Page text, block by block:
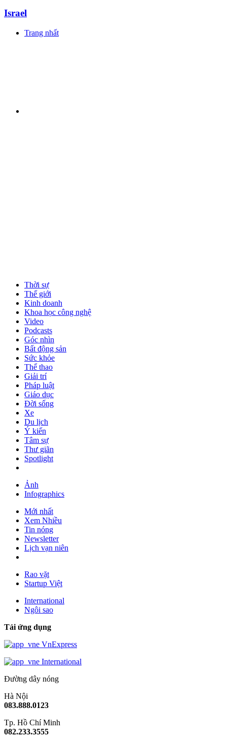
Israel
Trang nhất
Thời sự
Thế giới
Kinh doanh
Khoa học công nghệ
Video
Podcasts
Góc nhìn
Bất động sản
Sức khỏe
Thể thao
Giải trí
Pháp luật
Giáo dục
Đời sống
Xe
Du lịch
Ý kiến
Tâm sự
Thư giãn
Spotlight
Ảnh
Infographics
Mới nhất
Xem Nhiều
Tin nóng
Newsletter
Lịch vạn niên
Rao vặt
Startup Việt
International
Ngôi sao
Tải ứng dụng
VnExpress
International
Đường dây nóng
Hà Nội
083.888.0123
Tp. Hồ Chí Minh
082.233.3555